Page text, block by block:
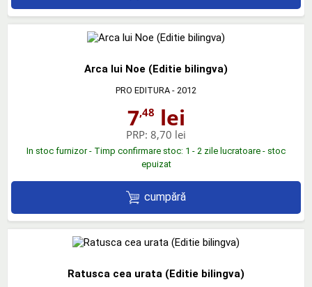
Arca lui Noe (Editie bilingva)
PRO EDITURA - 2012
7,48 lei
PRP: 8,70 lei
In stoc furnizor - Timp confirmare stoc: 1 - 2 zile lucratoare - stoc
epuizat
cumpără
Ratusca cea urata (Editie bilingva)